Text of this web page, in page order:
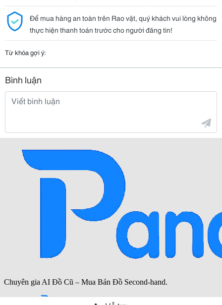
Để mua hàng an toàn trên Rao vặt, quý khách vui lòng không
thực hiện thanh toán trước cho người đăng tin!
Từ khóa gợi ý:
Bình luận